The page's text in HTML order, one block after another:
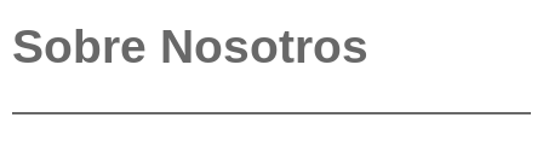
Sobre Nosotros